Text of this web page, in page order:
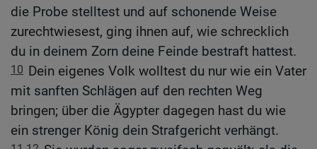
die Probe stelltest und auf schonende Weise
zurechtwiesest, ging ihnen auf, wie schrecklich
du in deinem Zorn deine Feinde bestraft hattest.
10 Dein eigenes Volk wolltest du nur wie ein Vater
mit sanften Schlägen auf den rechten Weg
bringen; über die Ägypter dagegen hast du wie
ein strenger König dein Strafgericht verhängt.